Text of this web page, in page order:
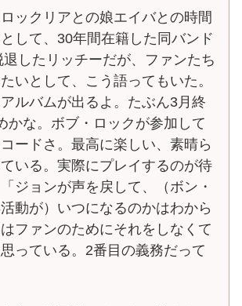
ックリアとの娘エイバとの時間
して、30年間在籍した同バンド
退したリッチーだが、ファンたち
いとして、こう語ってもいた。
アルバムが出るよ。たぶん3月終
かな。ボブ・ロックが参加して
ードさ。最高に楽しい、素晴ら
いる。実際にプレイするのが待
ジョンが声を戻して、（ボン・
動が）いつになるのかはわから
ファンのためにそれをしなくて
っている。2番目の義務だって